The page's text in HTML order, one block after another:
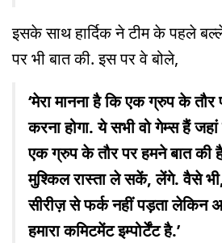
इसके साथ हार्दिक ने टीम के पहले
पर भी बात की. इस पर वे बोले,
‘मेरा मानना है कि एक ग्रुप के
करना होगा. ये सभी वो गेम्स हैं
एक ग्रुप के तौर पर हमने बात की
मुश्किल रास्ता ले सकें, लेंगे. वैसे
सीरीज़ से फर्क नहीं पड़ता लेकिन
हमारा कमिटमेंट इम्पोर्टेंट है.’